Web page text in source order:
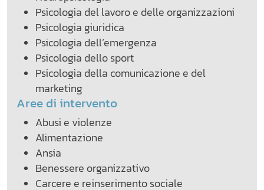
Psicologia del lavoro e delle organizzazioni
Psicologia giuridica
Psicologia dell’emergenza
Psicologia dello sport
Psicologia della comunicazione e del
marketing
Aree di intervento
Abusi e violenze
Alimentazione
Ansia
Benessere organizzativo
Carcere e reinserimento sociale